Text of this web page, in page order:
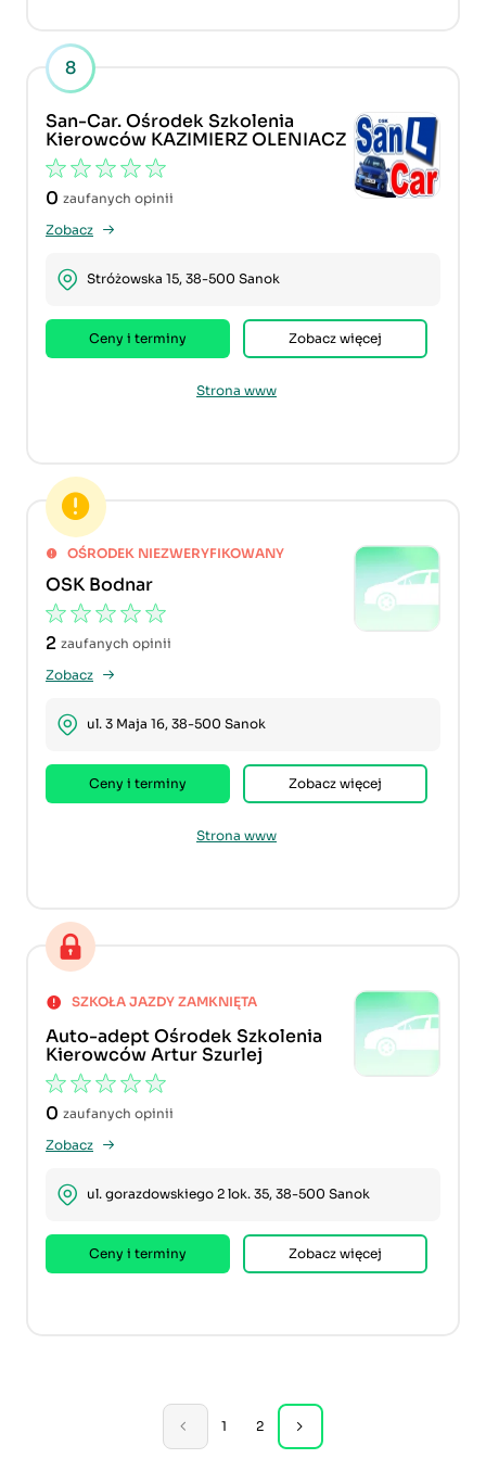
8
San-Car. Ośrodek Szkolenia
Kierowców KAZIMIERZ OLENIACZ
0 zaufanych opinii
Zobacz
Stróżowska 15, 38-500 Sanok
Ceny i terminy Zobacz więcej
Strona www
OŚRODEK NIEZWERYFIKOWANY
OSK Bodnar
2 zaufanych opinii
Zobacz
ul. 3 Maja 16, 38-500 Sanok
Ceny i terminy Zobacz więcej
Strona www
Auto-adept Ośrodek Szkolenia
Kierowców Artur Szurlej
SZKOŁA JAZDY ZAMKNIĘTA
0 zaufanych opinii
Zobacz
ul. gorazdowskiego 2 lok. 35, 38-500 Sanok
Ceny i terminy Zobacz więcej
1 2